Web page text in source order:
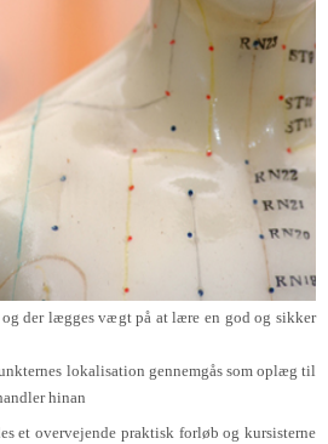
der lægges vægt på at lære en god og sikker
lokalisation gennemgås som oplæg til
hinan
et overvejende praktisk forløb og kursisterne